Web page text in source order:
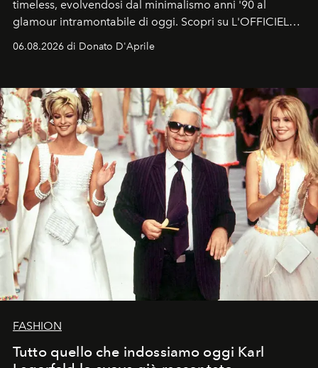
timeless, evolvendosi dal minimalismo anni '90 al
glamour intramontabile di oggi. Scopri su L'OFFICIEL
Italia la sua style evolution.
06.08.2026 di Donato D'Aprile
FASHION
Tutto quello che indossiamo oggi Karl